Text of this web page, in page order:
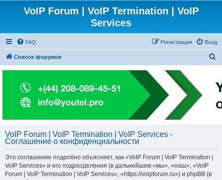
VoIP Forum | VoIP Termination | VoIP
Services
FAQ Вход
Регистрация
Список форумов
с
к
VoIP Forum | VoIP Termination | VoIP Services -
Соглашение о конфиденциальности
Это соглашение подробно объясняет, как «VoIP Forum | VoIP Termination |
VoIP Services» и его подразделения (в дальнейшем «мы», «наш», «VoIP
Forum | VoIP Termination | VoIP Services», «https://voipforum.ru») и phpBB (в